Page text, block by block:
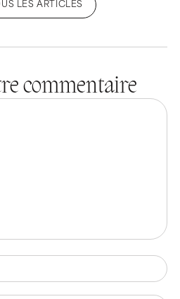
LES ARTICLES
commentaire